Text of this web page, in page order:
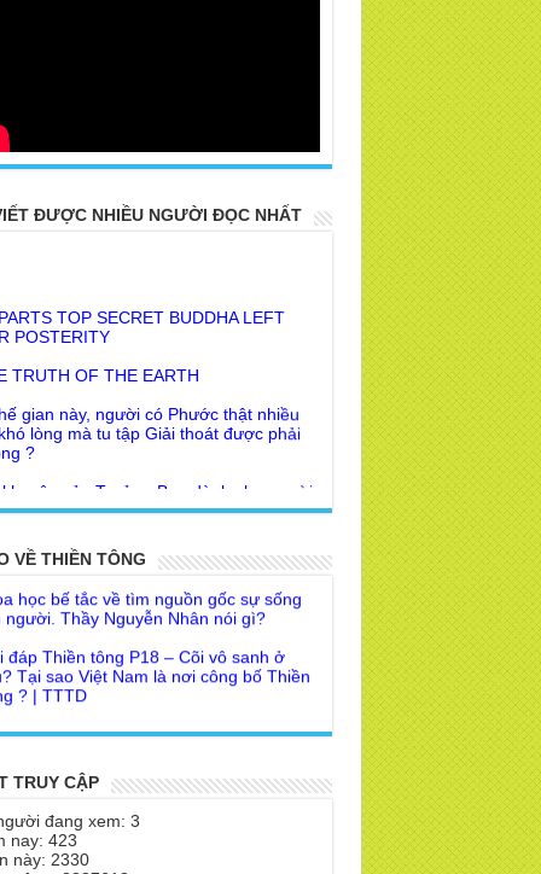
ĐƯỢC NHIỀU NGƯỜI ĐỌC NHẤT
TRUTH OF THE EARTH
gian này, người có Phước thật nhiều
?
của Trưởng Ban dành cho người
nhận ra Phật Tánh được diễn tả trạng
Phật dạy về cách tạo Công Đức và
Đức
Lai dạy về Lời kỉnh nguyện trước khi ăn
lập văn tự, Giáo ngoại biệt truyền
Diệu Pháp Môn
Thiền tông phải bỏ hết sao?
chỉ Thiền tông, Bí mật Thiền tông là
VỀ THIỀN TÔNG
học bế tắc về tìm nguồn gốc sự sống
đáp Thiền tông P18 – Cõi vô sanh ở
? | TTTD
Thiền Tông Tân Diệu góp phần giúp
Việt Nam VTV9 phỏng vấn trực tiếp
Thiền Tông Tân Diệu - Phóng sự
duyên giữa mùa lũ" | TTTD
Thiền Tông Tân Diệu được Báo Đài
TRUY CẬP
đang xem: 3
nay: 423
này: 2330